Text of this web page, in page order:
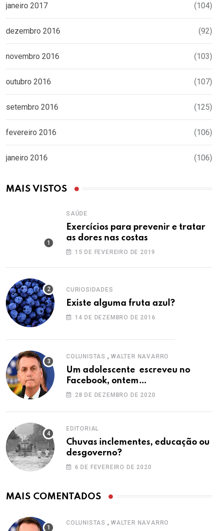
janeiro 2017 (104)
dezembro 2016 (92)
novembro 2016 (103)
outubro 2016 (107)
setembro 2016 (125)
fevereiro 2016 (106)
janeiro 2016 (106)
MAIS VISTOS
SAÚDE
Exercícios para prevenir e tratar
as dores nas costas
15 DE FEVEREIRO DE 2019
CURIOSIDADES
Existe alguma fruta azul?
14 DE DEZEMBRO DE 2016
COLUNISTAS , WALTER NAVARRO
Um adolescente escreveu no
Facebook, ontem…
28 DE DEZEMBRO DE 2020
EDITORIAL
Chuvas inclementes, educação ou
desgoverno?
6 DE FEVEREIRO DE 2020
MAIS COMENTADOS
COLUNISTAS , WALTER NAVARRO